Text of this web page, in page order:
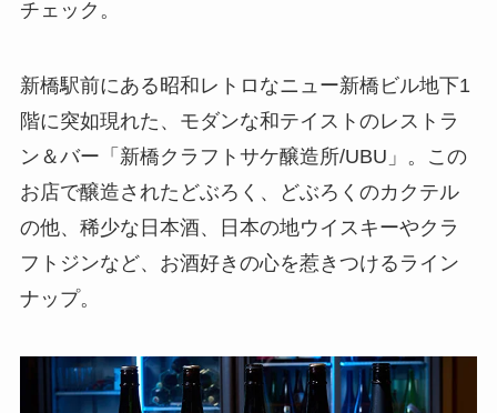
チェック。
新橋駅前にある昭和レトロなニュー新橋ビル地下1
階に突如現れた、モダンな和テイストのレストラ
ン＆バー「新橋クラフトサケ醸造所/UBU」。この
お店で醸造されたどぶろく、どぶろくのカクテル
の他、稀少な日本酒、日本の地ウイスキーやクラ
フトジンなど、お酒好きの心を惹きつけるライン
ナップ。